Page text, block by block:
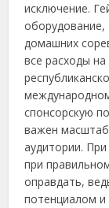
исключение.
оборудование,
домашних
все расходы
спонсорскую
важен
аудитории.
при
оправдать,
потенциалом и